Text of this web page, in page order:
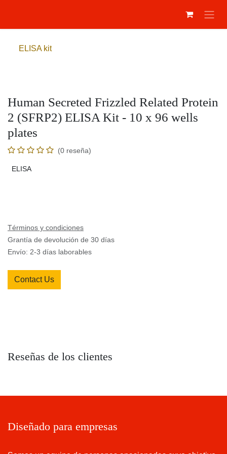
ELISA kit
Human Secreted Frizzled Related
Protein 2 (SFRP2) ELISA Kit - 10 x 96
wells plates
(0 reseña)
ELISA
Términos y condiciones
Grantía de devolución de 30 días
Envío: 2-3 días laborables
Contact Us
Reseñas de los clientes
Diseñado para empresas